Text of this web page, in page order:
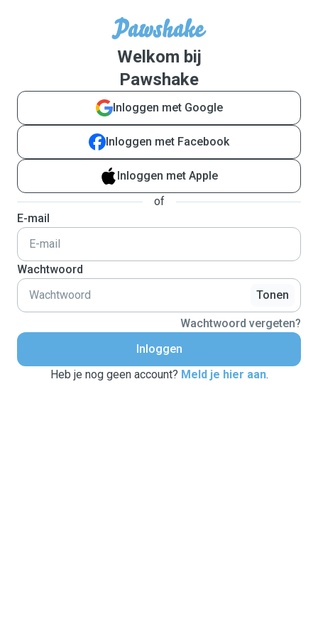
Welkom bij
Pawshake
Inloggen met Google
Inloggen met Facebook
Inloggen met Apple
of
E-mail
Wachtwoord
Tonen
Wachtwoord vergeten?
Inloggen
Heb je nog geen account? Meld je hier aan.